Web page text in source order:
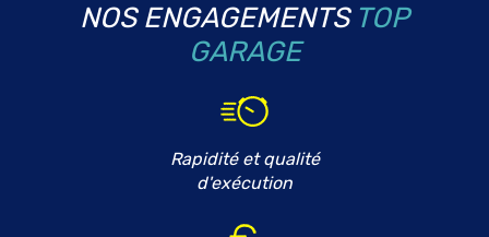
NOS ENGAGEMENTS TOP
GARAGE
Rapidité et qualité
d'exécution